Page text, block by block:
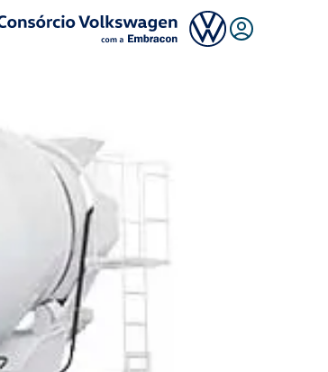
Logo Consórcio Volkswagen com a Embracon